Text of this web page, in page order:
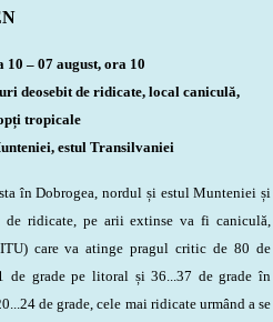
– 07 august, ora 10
deosebit de ridicate, local caniculă,
tropicale
estul Transilvaniei
în Dobrogea, nordul și estul Munteniei și
de ridicate, pe arii extinse va fi caniculă,
care va atinge pragul critic de 80 de
de grade pe litoral și 36...37 de grade în
de grade, cele mai ridicate urmând a se